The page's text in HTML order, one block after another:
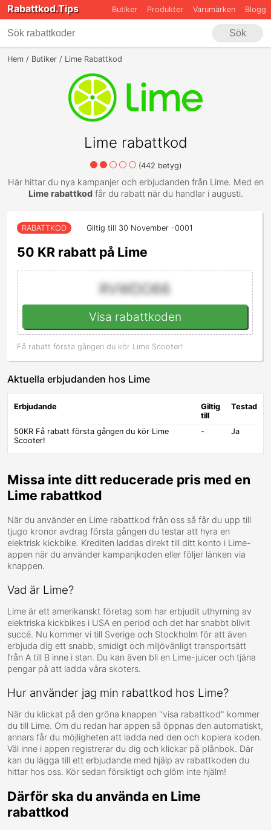
Rabattkod.Tips Butiker Produkter Varumärken Blogg
Sök
Hem Butiker Lime Rabattkod
Lime rabattkod
(442 betyg)
Här hittar du nya kampanjer och erbjudanden från Lime. Med en
Lime rabattkodfår du rabatt när du handlar i augusti.
RABATTKOD Giltig till 30 November -0001
50 KR rabatt på Lime
RVWDO66
Visa rabattkoden
Få rabatt första gången du kör Lime Scooter!
Aktuella erbjudanden hos Lime
Erbjudande
Giltig
till
Testad
50KR Få rabatt första gången du kör Lime
Scooter!
- Ja
Missa inte ditt reducerade pris med en
Lime rabattkod
När du använder en Lime rabattkod från oss så får du upp till
tjugo kronor avdrag första gången du testar att hyra en
elektrisk kickbike. Krediten laddas direkt till ditt konto i Lime-
appen när du använder kampanjkoden eller följer länken via
knappen.
Vad är Lime?
Lime är ett amerikanskt företag som har erbjudit uthyrning av
elektriska kickbikes i USA en period och det har snabbt blivit
succé. Nu kommer vi till Sverige och Stockholm för att även
erbjuda dig ett snabb, smidigt och miljövänligt transportsätt
från A till B inne i stan. Du kan även bli en Lime-juicer och tjäna
pengar på att ladda våra skoters.
Hur använder jag min rabattkod hos Lime?
När du klickat på den gröna knappen "visa rabattkod" kommer
du till Lime. Om du redan har appen så öppnas den automatiskt,
annars får du möjligheten att ladda ned den och kopiera koden.
Väl inne i appen registrerar du dig och klickar på plånbok. Där
kan du lägga till ett erbjudande med hjälp av rabattkoden du
hittar hos oss. Kör sedan försiktigt och glöm inte hjälm!
Därför ska du använda en Lime
rabattkod